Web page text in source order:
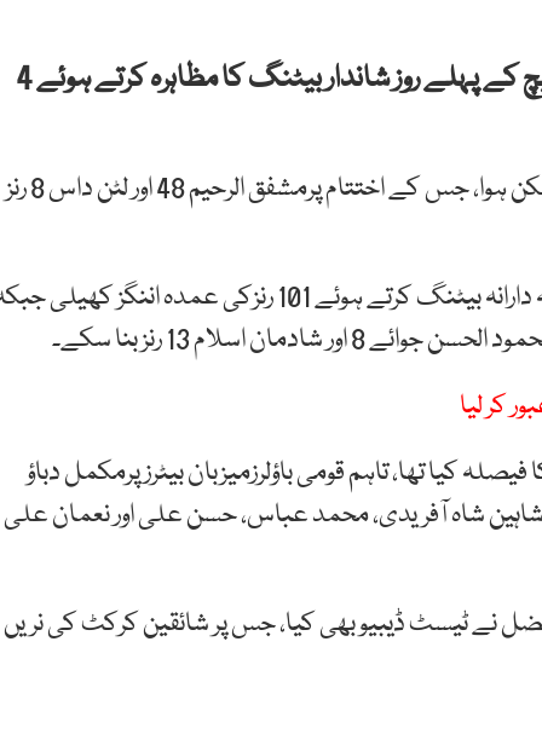
بنگلادیش نے پاکستان کے خلاف پہلے ٹیسٹ میچ کے پہلے روز شاندار بیٹنگ کا مظاہرہ کرتے ہوئے 4
ڈھاکا میں جاری میچ کے پہلے دن 85 اوورز کا کھیل ممکن ہوا، جس کے اختتام پرمشفق الرحیم 48 اور لٹن داس 8 رنز
بنگلادیش کی جانب سے کپتان نجم الحسن شنتو نے ذمہ دارانہ بیٹنگ کرتے ہوئے 101 رنزکی عمدہ اننگز کھیلی
کر لیا
تھا، تاہم قومی باؤلرزمیزبان بیٹرزپرمکمل دباؤ
شاہ آفریدی، محمد عباس، حسن علی اور نعمان علی
نے ٹیسٹ ڈیبیو بھی کیا، جس پر شائقین کرکٹ کی نریں